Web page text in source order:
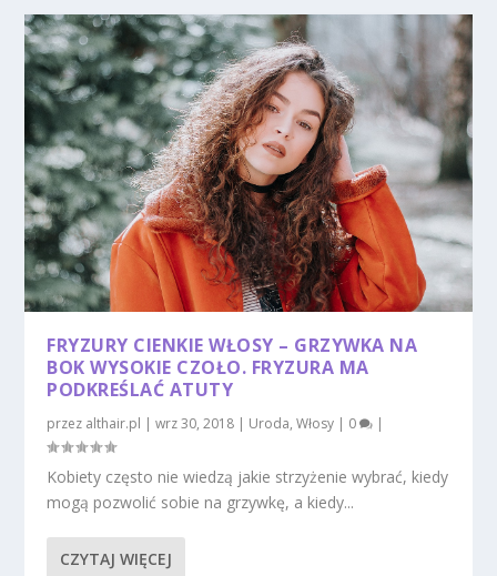
FRYZURY CIENKIE WŁOSY – GRZYWKA NA
BOK WYSOKIE CZOŁO. FRYZURA MA
PODKREŚLAĆ ATUTY
przez althair.pl |wrz 30, 2018 | Uroda,Włosy | 0 |
Kobiety często nie wiedzą jakie strzyżenie wybrać, kiedy
mogą pozwolić sobie na grzywkę, a kiedy...
CZYTAJ WIĘCEJ